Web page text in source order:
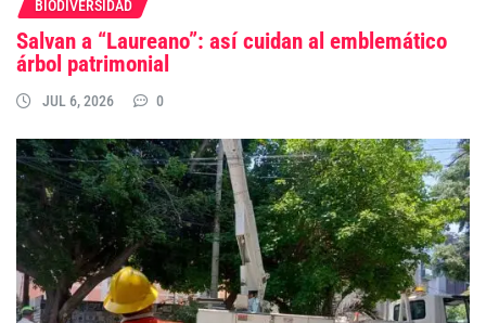
BIODIVERSIDAD
Salvan a “Laureano”: así cuidan al emblemático
árbol patrimonial
JUL 6, 2026 0